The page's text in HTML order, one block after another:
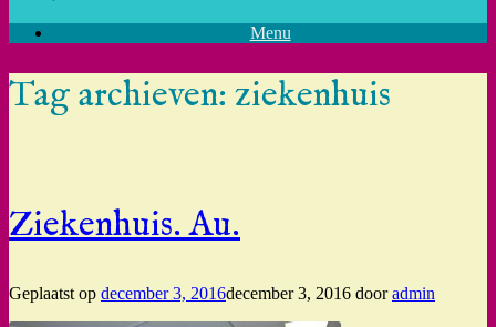
Menu
Tag archieven:ziekenhuis
Ziekenhuis. Au.
Geplaatst op december 3, 2016december 3, 2016 dooradmin